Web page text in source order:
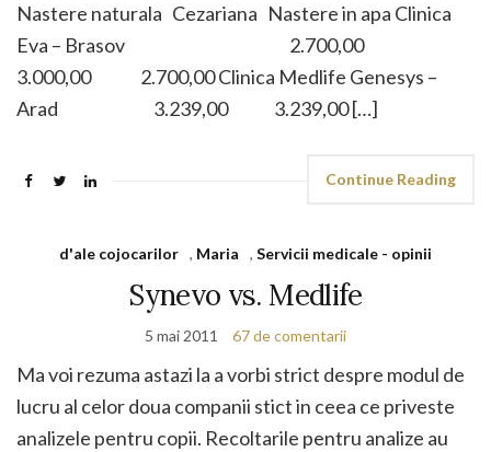
Nastere naturala Cezariana Nastere in apa Clinica
Eva – Brasov 2.700,00
3.000,00 2.700,00 Clinica Medlife Genesys –
Arad 3.239,00 3.239,00 […]
Continue Reading
d'ale cojocarilor , Maria , Servicii medicale - opinii
Synevo vs. Medlife
5 mai 2011 67 de comentarii
Ma voi rezuma astazi la a vorbi strict despre modul de
lucru al celor doua companii stict in ceea ce priveste
analizele pentru copii. Recoltarile pentru analize au